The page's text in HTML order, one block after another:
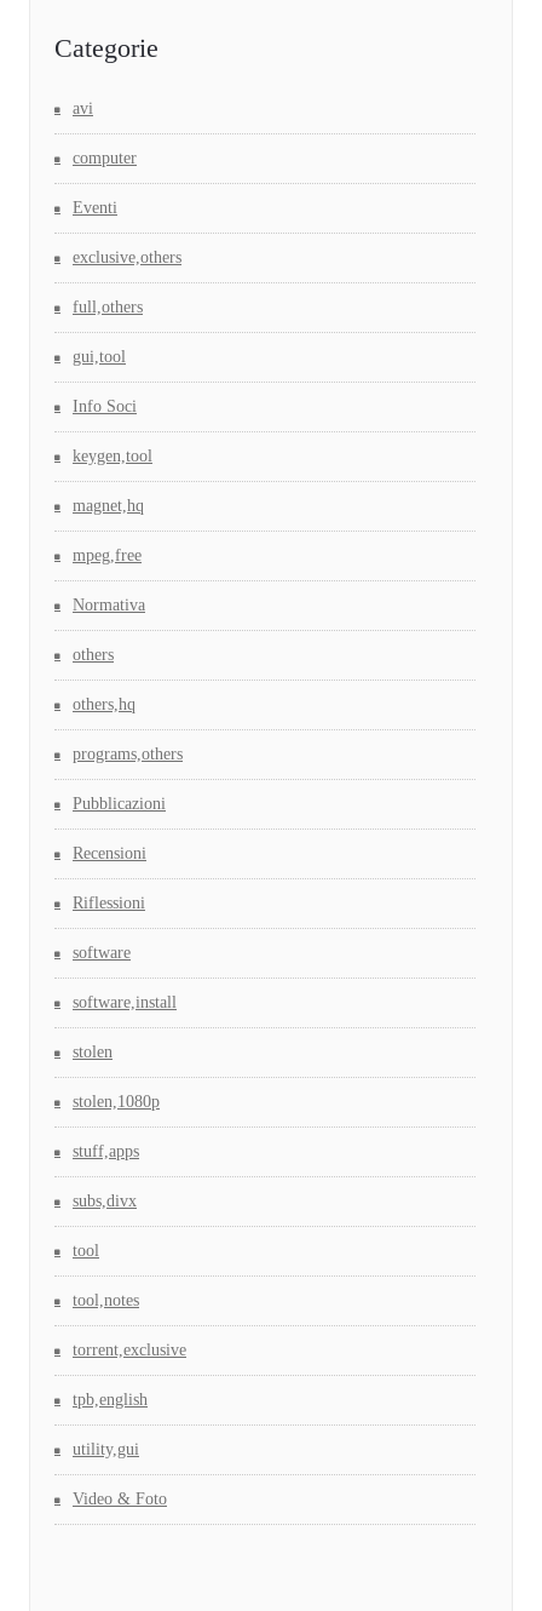
Categorie
avi
computer
Eventi
exclusive,others
full,others
gui,tool
Info Soci
keygen,tool
magnet,hq
mpeg,free
Normativa
others
others,hq
programs,others
Pubblicazioni
Recensioni
Riflessioni
software
software,install
stolen
stolen,1080p
stuff,apps
subs,divx
tool
tool,notes
torrent,exclusive
tpb,english
utility,gui
Video & Foto